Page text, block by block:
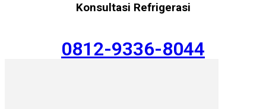
Konsultasi Refrigerasi
0812-9336-8044